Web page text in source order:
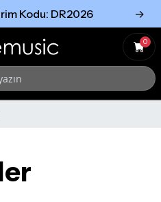
Kodu: DR2026 →
0
Tümünü Gör
Tümünü gör